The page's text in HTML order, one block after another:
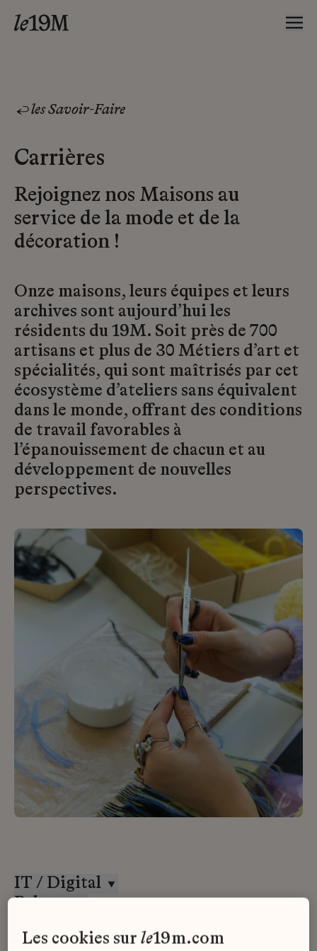
les Savoir-Faire
Carrières
Rejoignez nos Maisons au
service de la mode et de la
décoration !
Onze maisons, leurs équipes et leurs
archives sont aujourd’hui les
résidents du 19M. Soit près de 700
artisans et plus de 30 Métiers d’art et
spécialités, qui sont maîtrisés par cet
écosystème d’ateliers sans équivalent
dans le monde, offrant des conditions
de travail favorables à
l’épanouissement de chacun et au
développement de nouvelles
perspectives.
IT / Digital
Paloma
les cookies surle19m.com